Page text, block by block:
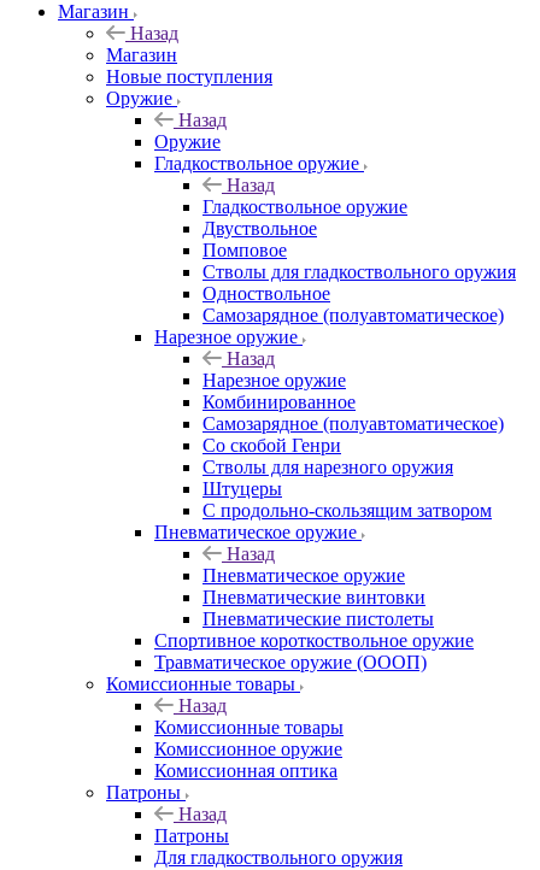
Магазин
Назад
Магазин
Новые поступления
Оружие
Назад
Оружие
Гладкоствольное оружие
Назад
Гладкоствольное оружие
Двуствольное
Помповое
Стволы для гладкоствольного оружия
Одноствольное
Самозарядное (полуавтоматическое)
Нарезное оружие
Назад
Нарезное оружие
Комбинированное
Самозарядное (полуавтоматическое)
Со скобой Генри
Стволы для нарезного оружия
Штуцеры
С продольно-скользящим затвором
Пневматическое оружие
Назад
Пневматическое оружие
Пневматические винтовки
Пневматические пистолеты
Спортивное короткоствольное оружие
Травматическое оружие (ОООП)
Комиссионные товары
Назад
Комиссионные товары
Комиссионное оружие
Комиссионная оптика
Патроны
Назад
Патроны
Для гладкоствольного оружия